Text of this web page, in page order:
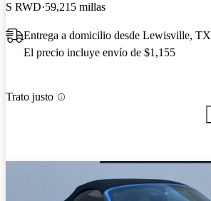
S RWD 59,215 millas
Entrega a domicilio desde Lewisville, TX
El precio incluye envío de $1,155
Trato justo